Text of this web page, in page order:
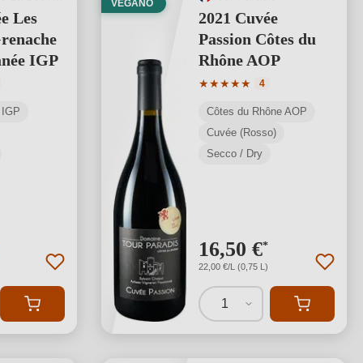
Les
IGP
di 5 su 5 stelle
VEGANO
2021 Cuvée
Passion Côtes du
Rhône AOP
★★★★★
Valutazione media di 5 su 5
4
Côtes du Rhône AOP
Cuvée (Rosso)
Secco / Dry
16,50 €*
22,00 €/L (0,75 L)
1